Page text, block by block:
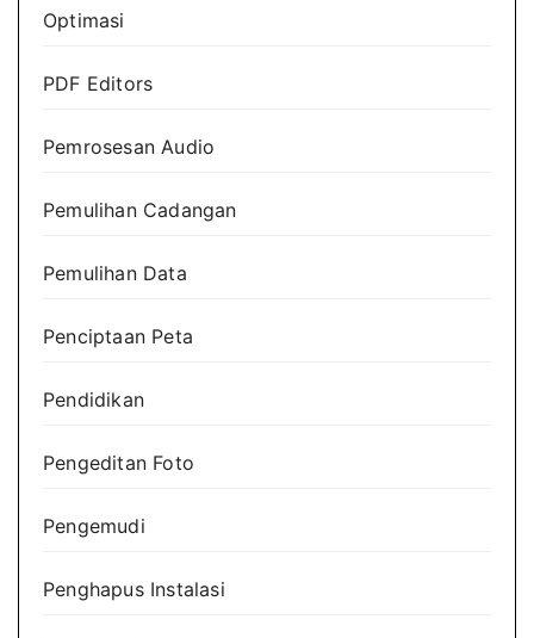
Optimasi
PDF Editors
Pemrosesan Audio
Pemulihan Cadangan
Pemulihan Data
Penciptaan Peta
Pendidikan
Pengeditan Foto
Pengemudi
Penghapus Instalasi